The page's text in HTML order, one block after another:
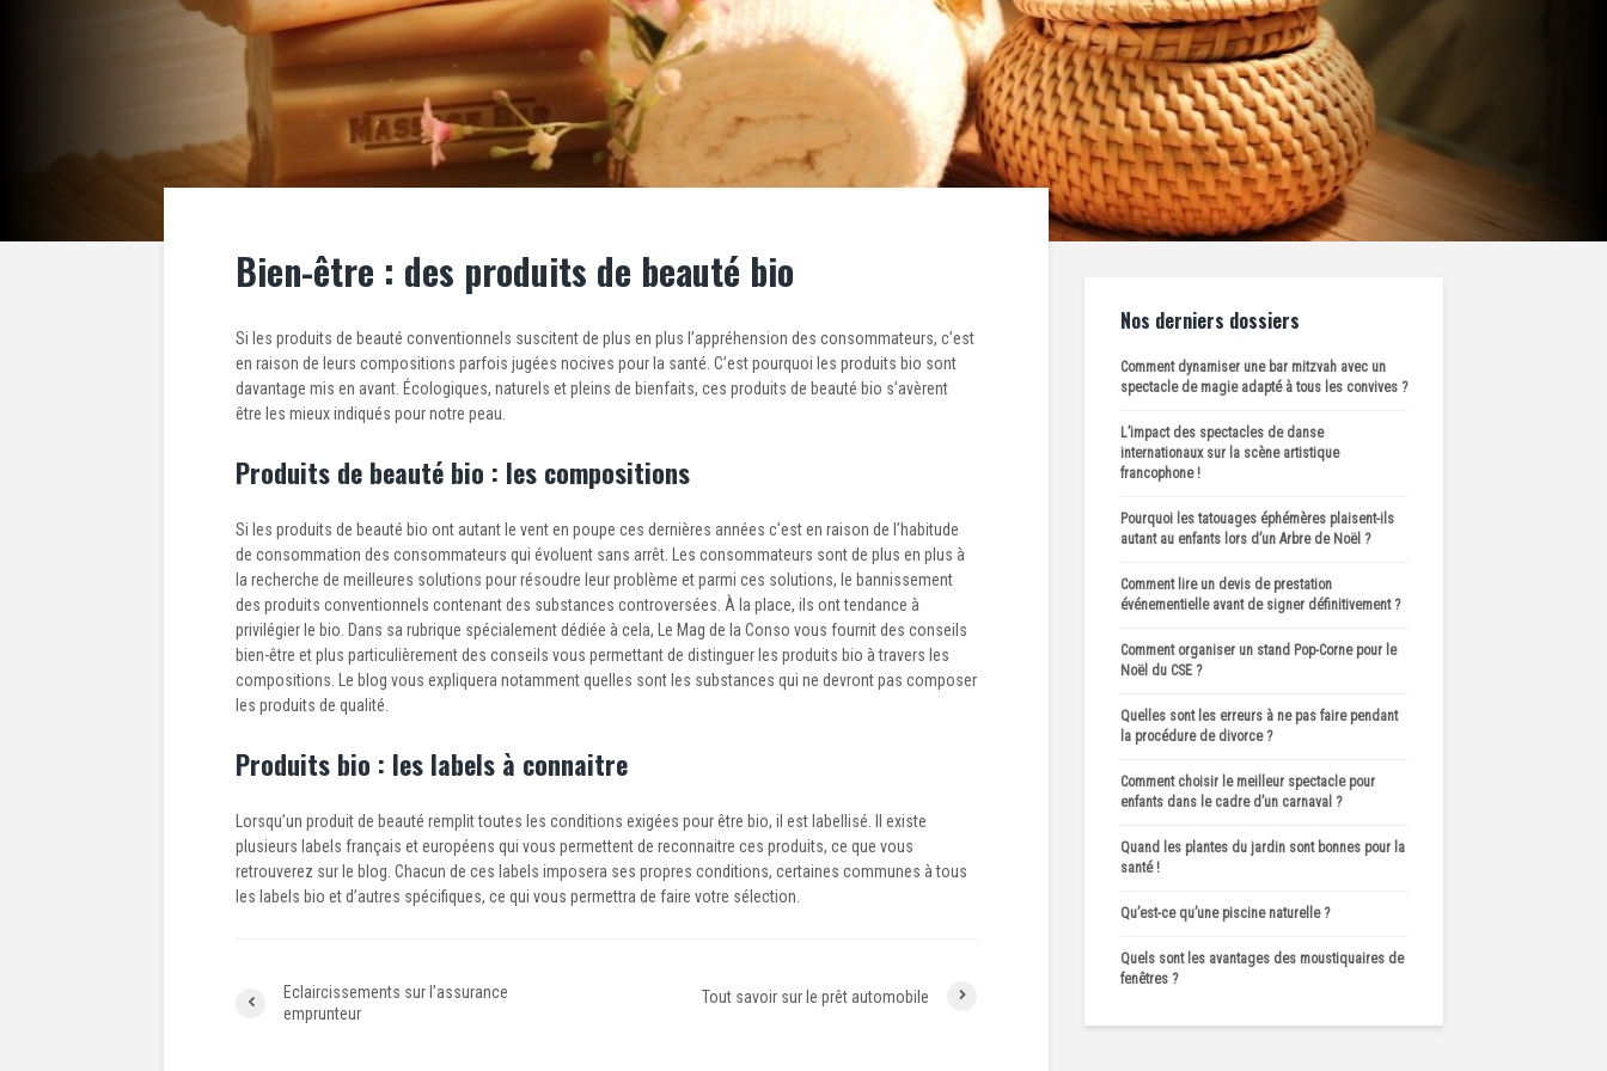
Bien-être : des produits de beauté bio
Si les produits de beauté conventionnels suscitent de plus en plus l’appréhension des consommateurs, c’est
en raison de leurs compositions parfois jugées nocives pour la santé. C’est pourquoi les produits bio sont
davantage mis en avant. Écologiques, naturels et pleins de bienfaits, ces produits de beauté bio s’avèrent
être les mieux indiqués pour notre peau.
Produits de beauté bio : les compositions
Si les produits de beauté bio ont autant le vent en poupe ces dernières années c’est en raison de l’habitude
de consommation des consommateurs qui évoluent sans arrêt. Les consommateurs sont de plus en plus à
la recherche de meilleures solutions pour résoudre leur problème et parmi ces solutions, le bannissement
des produits conventionnels contenant des substances controversées. À la place, ils ont tendance à
privilégier le bio. Dans sa rubrique spécialement dédiée à cela, Le Mag de la Conso vous fournit des conseils
bien-être et plus particulièrement des conseils vous permettant de distinguer les produits bio à travers les
compositions. Le blog vous expliquera notamment quelles sont les substances qui ne devront pas composer
les produits de qualité.
Produits bio : les labels à connaitre
Lorsqu’un produit de beauté remplit toutes les conditions exigées pour être bio, il est labellisé. Il existe
plusieurs labels français et européens qui vous permettent de reconnaitre ces produits, ce que vous
retrouverez sur le blog. Chacun de ces labels imposera ses propres conditions, certaines communes à tous
les labels bio et d’autres spécifiques, ce qui vous permettra de faire votre sélection.
Eclaircissements sur l’assurance
emprunteur
Tout savoir sur le prêt automobile
Nos derniers dossiers
Comment dynamiser une bar mitzvah avec un
spectacle de magie adapté à tous les convives ?
L’impact des spectacles de danse
internationaux sur la scène artistique
francophone !
Pourquoi les tatouages éphémères plaisent-ils
autant au enfants lors d’un Arbre de Noël ?
Comment lire un devis de prestation
événementielle avant de signer définitivement ?
Comment organiser un stand Pop-Corne pour le
Noël du CSE ?
Quelles sont les erreurs à ne pas faire pendant
la procédure de divorce ?
Comment choisir le meilleur spectacle pour
enfants dans le cadre d’un carnaval ?
Quand les plantes du jardin sont bonnes pour la
santé !
Qu’est-ce qu’une piscine naturelle ?
Quels sont les avantages des moustiquaires de
fenêtres ?